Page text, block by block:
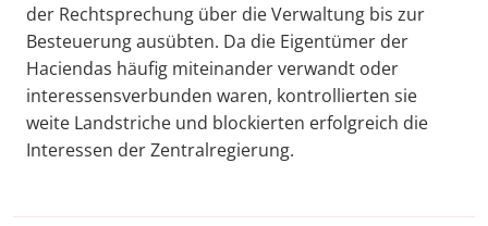
der Rechtsprechung über die Verwaltung bis zur
Besteuerung ausübten. Da die Eigentümer der
Haciendas häufig miteinander verwandt oder
interessensverbunden waren, kontrollierten sie
weite Landstriche und blockierten erfolgreich die
Interessen der Zentralregierung.